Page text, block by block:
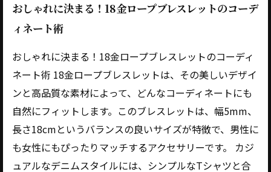
おしゃれに決まる！18金ロープブレスレットのコーデ
ィネート術
おしゃれに決まる！18金ロープブレスレットのコーディ
ネート術 18金ロープブレスレットは、その美しいデザイ
ンと高品質な素材によって、どんなコーディネートにも
自然にフィットします。このブレスレットは、幅5mm、
長さ18cmというバランスの良いサイズが特徴で、男性に
も女性にもぴったりマッチするアクセサリーです。 カジ
ュアルなデニムスタイルには、シンプルなTシャツと合